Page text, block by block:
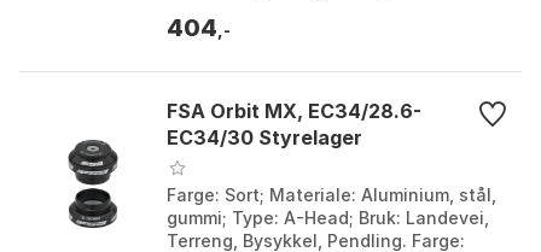
404 ,-
FSA Orbit MX, EC34/28.6-
EC34/30 Styrelager
Farge: Sort; Materiale: Aluminium, stål,
gummi; Type: A-Head; Bruk: Landevei,
Terreng, Bysykkel, Pendling. Farge: